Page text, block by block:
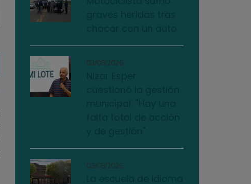
03/08/2026
03/08/2026